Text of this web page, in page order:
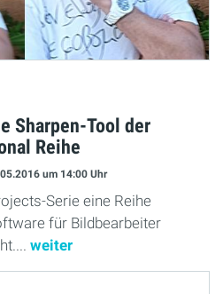
Sharpen-Tool der
Reihe
um 14:00 Uhr
Serie eine Reihe
für Bildbearbeiter
weiter